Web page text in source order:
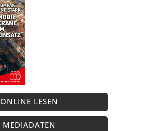
ONLINE LESEN
MEDIADATEN